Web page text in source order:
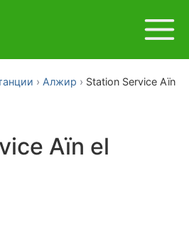
Алжир
Station Service Aïn
Aïn el